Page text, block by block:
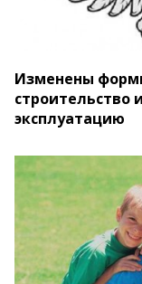
Изменены
строительство
эксплуатацию